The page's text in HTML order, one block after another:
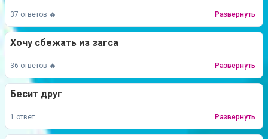
37 ответов 🔥 Развернуть
Хочу сбежать из загса
36 ответов 🔥 Развернуть
Бесит друг
1 ответ Развернуть